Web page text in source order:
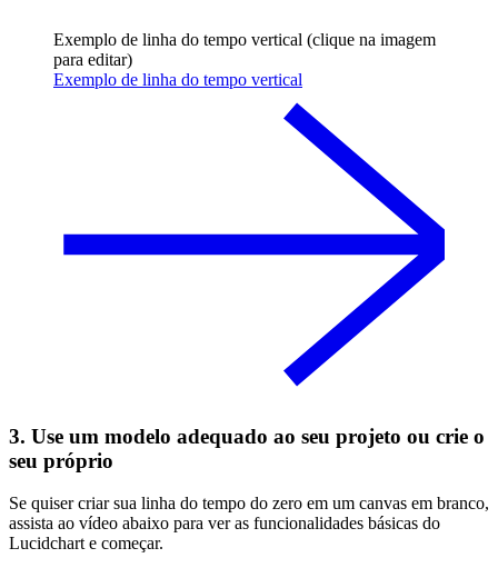
Exemplo de linha do tempo vertical (clique na imagem
para editar)
Exemplo de linha do tempo vertical
3. Use um modelo adequado ao seu projeto ou crie o
seu próprio
Se quiser criar sua linha do tempo do zero em um canvas em branco,
assista ao vídeo abaixo para ver as funcionalidades básicas do
Lucidchart e começar.